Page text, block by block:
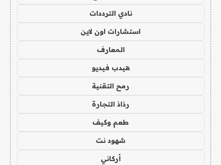
نادي الترددات
استشارات اون لاين
المعارف
هيدب فيديو
رمح التقنية
رذاذ التجارة
طعم وكيف
شهود نت
أركاني